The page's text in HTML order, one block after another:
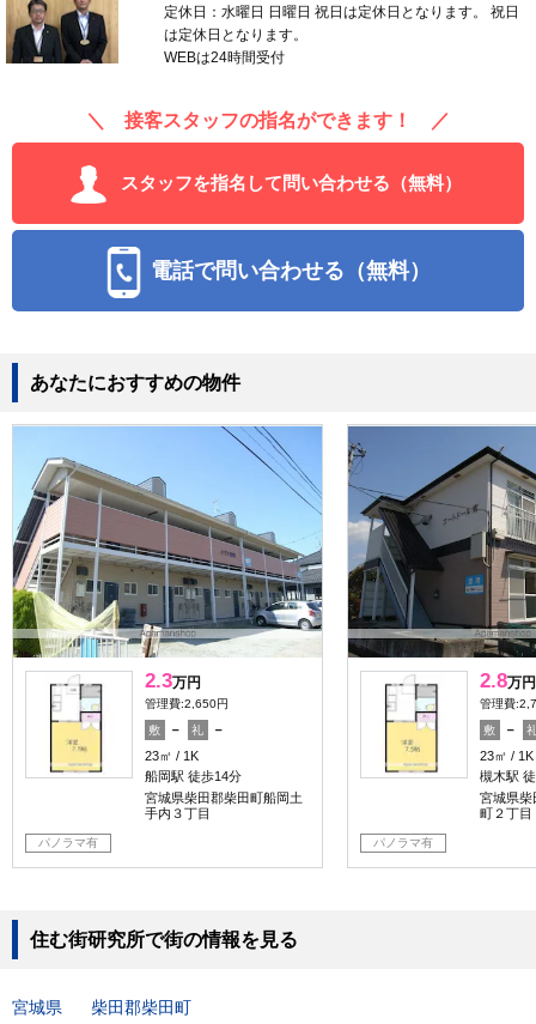
定休日：水曜日 日曜日 祝日は定休日となります。 祝日
は定休日となります。
WEBは24時間受付
＼ 接客スタッフの指名ができます！ ／
スタッフを指名して問い合わせる（無料）
電話で問い合わせる（無料）
あなたにおすすめの物件
2.3万円
管理費:2,650円
敷 － 礼
－
23㎡
1K
船岡駅 徒歩14分
宮城県柴田郡柴田町船岡土
手内３丁目
パノラマ有
2.8万円
管理費
敷 －
23㎡
1K
槻木駅
宮城県柴
町２丁目
パノラマ有
住む街研究所で街の情報を見る
宮城県 柴田郡柴田町